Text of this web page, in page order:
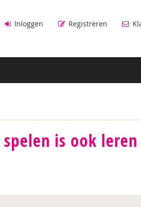
Inloggen Registreren
is ook leren